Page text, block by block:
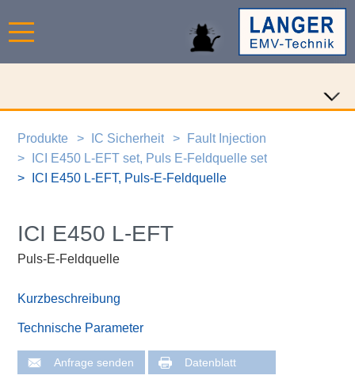
Produkte IC Sicherheit
Fault Injection
ICI E450 L-EFT set, Puls E-Feldquelle set
ICI E450 L-EFT, Puls-E-Feldquelle
ICI E450 L-EFT
Puls-E-Feldquelle
Kurzbeschreibung
Technische Parameter
Anfrage senden Datenblatt